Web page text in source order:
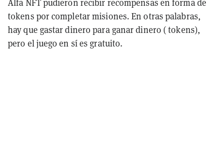
Alfa NFT pudieron recibir recompensas en forma de
tokens por completar misiones. En otras palabras,
hay que gastar dinero para ganar dinero ( tokens),
pero el juego en sí es gratuito.